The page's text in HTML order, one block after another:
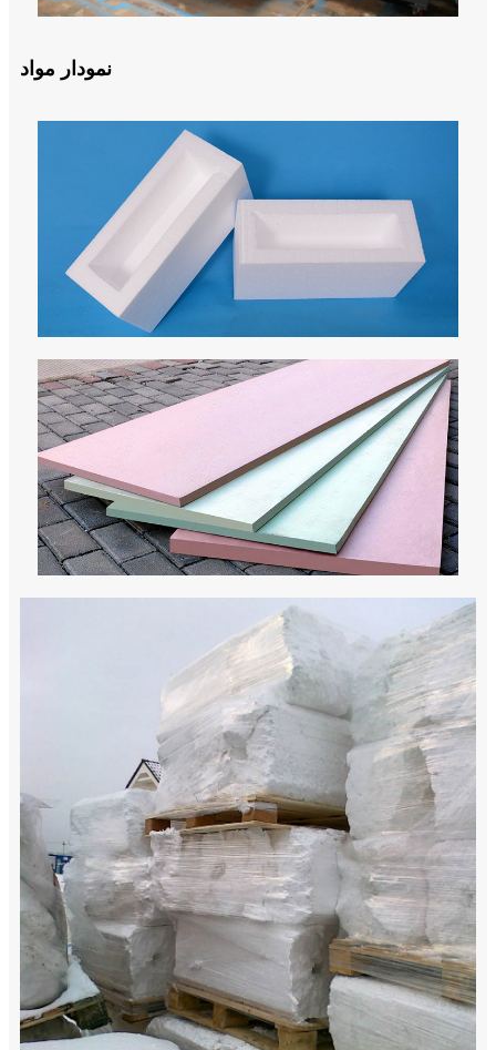
نمودار مواد